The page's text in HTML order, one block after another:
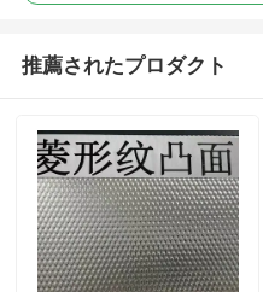
推薦されたプロダクト